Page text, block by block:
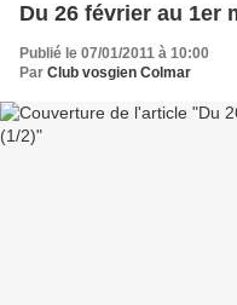
Du 26 février au 1er
Publié le 07/01/2011 à 10:00
Par Club vosgien Colmar